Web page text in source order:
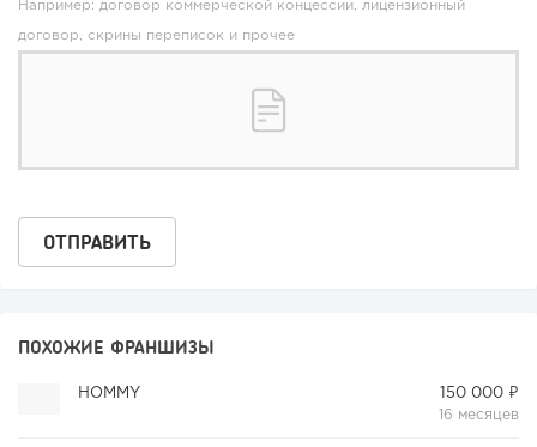
Например: договор коммерческой концессии, лицензионный
договор, скрины переписок и прочее
ПОХОЖИЕ ФРАНШИЗЫ
HOMMY
150 000 ₽
16 месяцев